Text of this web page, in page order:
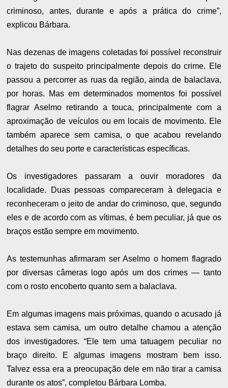
criminoso, antes, durante e após a prática do crime”,
explicou Bárbara.
Nas dezenas de imagens coletadas foi possível reconstruir
o trajeto do suspeito principalmente depois do crime. Ele
passou a percorrer as ruas da região, ainda de balaclava,
por horas. Mas em determinados momentos foi possível
flagrar Aselmo retirando a touca, principalmente com a
aproximação de veículos ou em locais de movimento. Ele
também aparece sem camisa, o que acabou revelando
detalhes do seu porte e características específicas.
Os investigadores passaram a ouvir moradores da
localidade. Duas pessoas compareceram à delegacia e
reconheceram o jeito de andar do criminoso, que, segundo
eles e de acordo com as vítimas, é bem peculiar, já que os
braços estão sempre em movimento.
As testemunhas afirmaram ser Aselmo o homem flagrado
por diversas câmeras logo após um dos crimes — tanto
com o rosto encoberto quanto sem a balaclava.
Em algumas imagens mais próximas, quando o acusado já
estava sem camisa, um outro detalhe chamou a atenção
dos investigadores. “Ele tem uma tatuagem peculiar no
braço direito. E algumas imagens mostram bem isso.
Talvez essa era a preocupação dele em não tirar a camisa
durante os atos”, completou Bárbara Lomba.